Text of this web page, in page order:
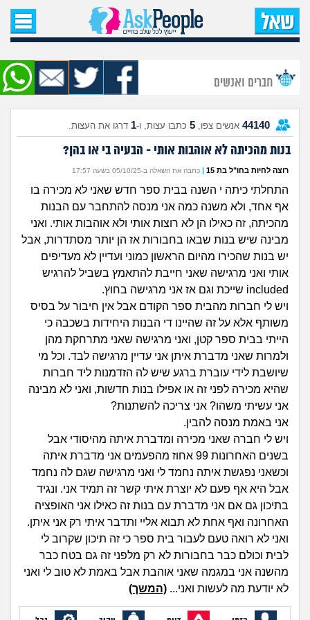
עמוד הבית
שאל שאלה
שאלות חדשות
שאלות שעוררו עניין
עצות חדשות
מה קורה כאן?
מתחם הטיפים
מדורים
זוגיות
היריון ולידה
הורות ומשפחה
מהבקו"ם... ועד מתי?!
לימודים וסטודנטים
עבודה וקריירה
חברים ואנשים
חיפוש שאלות
הרשמה | התחברות
חברים ואנשים
44140 אנשים צפו, 5 כתבו עצות, ו-1 דרגו את העצות.
בנות מהכיתה לא אוהבות אותי - הבעיה בי או בהן?
רוצה לחיות בחו"ל בת 15 | כתבה את השאלה ב-05/10/25 בשעה 17:57
התחלתי כיתה י השנה בבית ספר חדש שאני לא מכירה בו
אף אחד, ולא משנה כמה אני מנסה להתחבר עם הבנות
מהכיתה, זה כאילו הן לא רוצות אותי ולא אוהבות אותי. ואני
מבינה שיש בנות שבאו בחבורות אז הן יותר מסתדרות, אבל
יש בנות שהכירו מהיום הראשון כמוני ועדיין לא מעדיפים
אותי ואני מרגישה שאני חייבת להתאמץ בשביל להרגיש
included שייכת וגם אז אני מרגישה בחוץ.
ויש לי חברות מהבית ספר הקודם אבל אין חיבור על בסיס
משותף אלא על זה שהיינו די הבנות היחידות בשכבה כי
הייתי בבית ספר קטן, ואני מרגישה שאני מתרחקת מהן
ולמרות שאני מדברת איתן אני עדיין מרגישה לבד. וכל מי
שיושבת לידי עוברת ברגע שיש לה הזדמנות ליד חברות
שהיא מכירה לפני זה או אפילו בנות חדשות, ואני לא מבינה
אני עשיתי משהו? אני צריכה להשתנות?
אני באמת מנסה להבין.
ויש לי חברה שאני מכירה ומדברת איתה מהיסודי אבל
בשנים האחרונות 99 אחוז מהפעמים אני מדברת איתה
וכשאני נפגשת איתה נחמד לי ואני מרגישה שגם לה נחמד
אבל היא אף פעם לא יוצרת איתי קשר זה תמיד אני. ונגיד
בתיכון גם אם אני מדברת עם בנות זה כאילו אני האופציה
האחרונה ואף אחת לא תבוא אליי ותדבר איתי רק אני איתן.
ואני לא רואה טעם לעבור בית ספר כי זה תיכון שקרוב לי
לבית וכולם כבר בחבורות לא רק מלפני זה גם בטח כבר
מהשנה אני במגמה שאני אוהבת אבל באמת לא טוב לי ואני
לא יודעת מה לעשות ואני... (המשך)